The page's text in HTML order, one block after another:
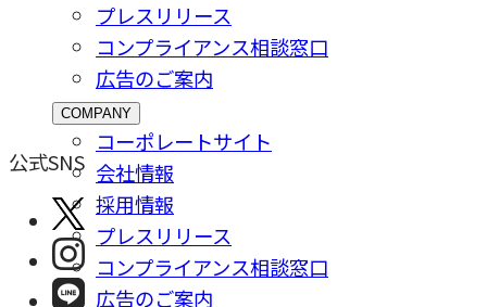
プレスリリース
コンプライアンス相談窓⼝
広告のご案内
COMPANY
コーポレートサイト
会社情報
採⽤情報
プレスリリース
コンプライアンス相談窓⼝
広告のご案内
公式SNS